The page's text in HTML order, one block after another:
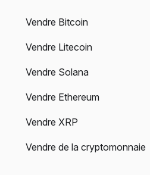
Vendre Bitcoin
Vendre Litecoin
Vendre Solana
Vendre Ethereum
Vendre XRP
Vendre de la cryptomonnaie